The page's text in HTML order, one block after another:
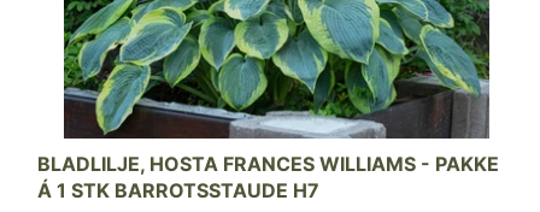
BLADLILJE, HOSTA FRANCES WILLIAMS - PAKKE
Á 1 STK BARROTSSTAUDE H7